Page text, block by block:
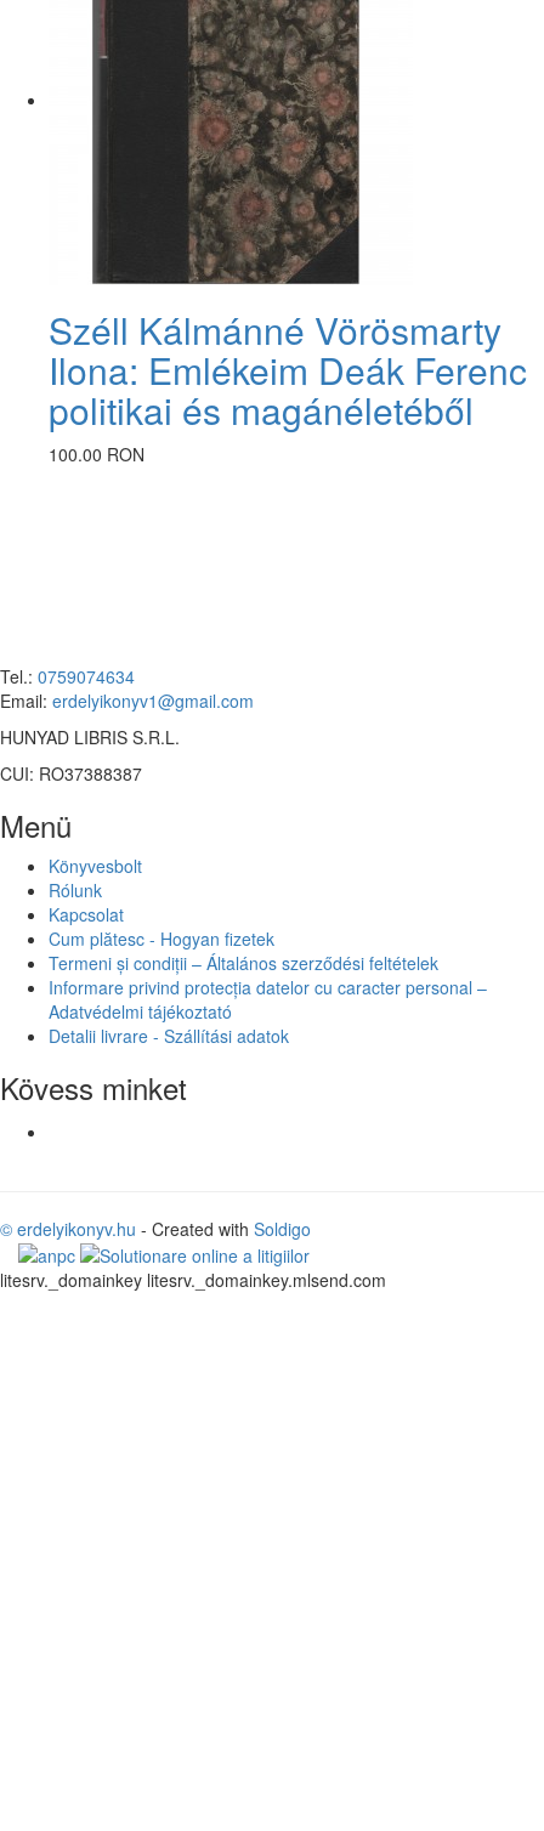
Széll Kálmánné Vörösmarty
Ilona: Emlékeim Deák Ferenc
politikai és magánéletéből
100.00 RON
Tel.: 0759074634
Email: erdelyikonyv1@gmail.com
HUNYAD LIBRIS S.R.L.
CUI: RO37388387
Menü
Könyvesbolt
Rólunk
Kapcsolat
Cum plătesc - Hogyan fizetek
Termeni și condiții – Általános szerződési feltételek
Informare privind protecția datelor cu caracter personal –
Adatvédelmi tájékoztató
Detalii livrare - Szállítási adatok
Kövess minket
© erdelyikonyv.hu - Created with Soldigo
litesrv._domainkey litesrv._domainkey.mlsend.com